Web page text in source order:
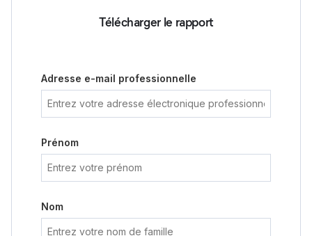
Télécharger le rapport
Adresse e-mail professionnelle
Prénom
Nom